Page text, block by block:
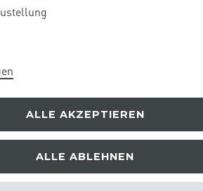
ALLE AKZEPTIEREN
ALLE ABLEHNEN